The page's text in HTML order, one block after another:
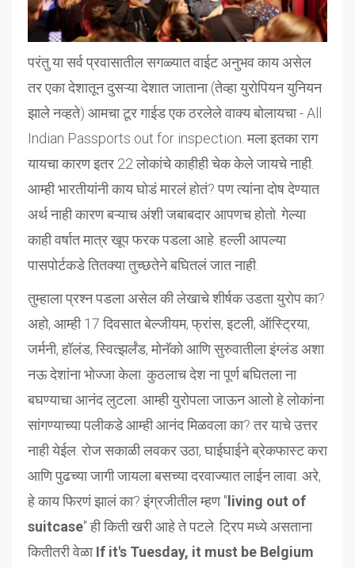
परंतु या सर्व प्रवासातील सगळ्यात वाईट अनुभव काय असेल
तर एका देशातून दुसऱ्या देशात जाताना (तेव्हा युरोपियन युनियन
झाले नव्हते) आमचा टूर गाईड एक ठरलेले वाक्य बोलायचा - All
Indian Passports out for inspection. मला इतका राग
यायचा कारण इतर 22 लोकांचे काहीही चेक केले जायचे नाही.
आम्ही भारतीयांनी काय घोडं मारलं होतं? पण त्यांना दोष देण्यात
अर्थ नाही कारण बऱ्याच अंशी जबाबदार आपणच होतो. गेल्या
काही वर्षात मात्र खूप फरक पडला आहे. हल्ली आपल्या
पासपोर्टकडे तितक्या तुच्छतेने बघितलं जात नाही.
तुम्हाला प्रश्न पडला असेल की लेखाचे शीर्षक उडता युरोप का?
अहो, आम्ही 17 दिवसात बेल्जीयम, फ्रांस, इटली, ऑस्ट्रिया,
जर्मनी, हॉलंड, स्वित्झर्लंड, मोनॅको आणि सुरुवातीला इंग्लंड अशा
नऊ देशांना भोज्जा केला. कुठलाच देश ना पूर्ण बघितला ना
बघण्याचा आनंद लुटला. आम्ही युरोपला जाऊन आलो हे लोकांना
सांगण्याच्या पलीकडे आम्ही आनंद मिळवला का? तर याचे उत्तर
नाही येईल. रोज सकाळी लवकर उठा, घाईघाईने ब्रेकफास्ट करा
आणि पुढच्या जागी जायला बसच्या दरवाज्यात लाईन लावा. अरे,
हे काय फिरणं झालं का? इंग्रजीतील म्हण " living out of
suitcase" ही किती खरी आहे ते पटले. ट्रिप मध्ये असताना
कितीतरी वेळाIf it's Tuesday, it must be Belgium